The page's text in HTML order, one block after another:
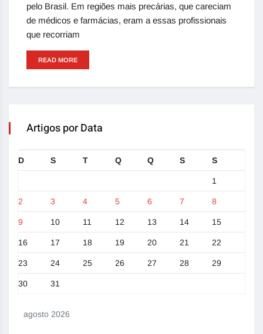
pelo Brasil. Em regiões mais precárias, que careciam
de médicos e farmácias, eram a essas profissionais
que recorriam
READ MORE
Artigos por Data
agosto 2026
D S T Q Q S S
1
2 3 4 5 6 7 8
9 10 11 12 13 14 15
16 17 18 19 20 21 22
23 24 25 26 27 28 29
30 31